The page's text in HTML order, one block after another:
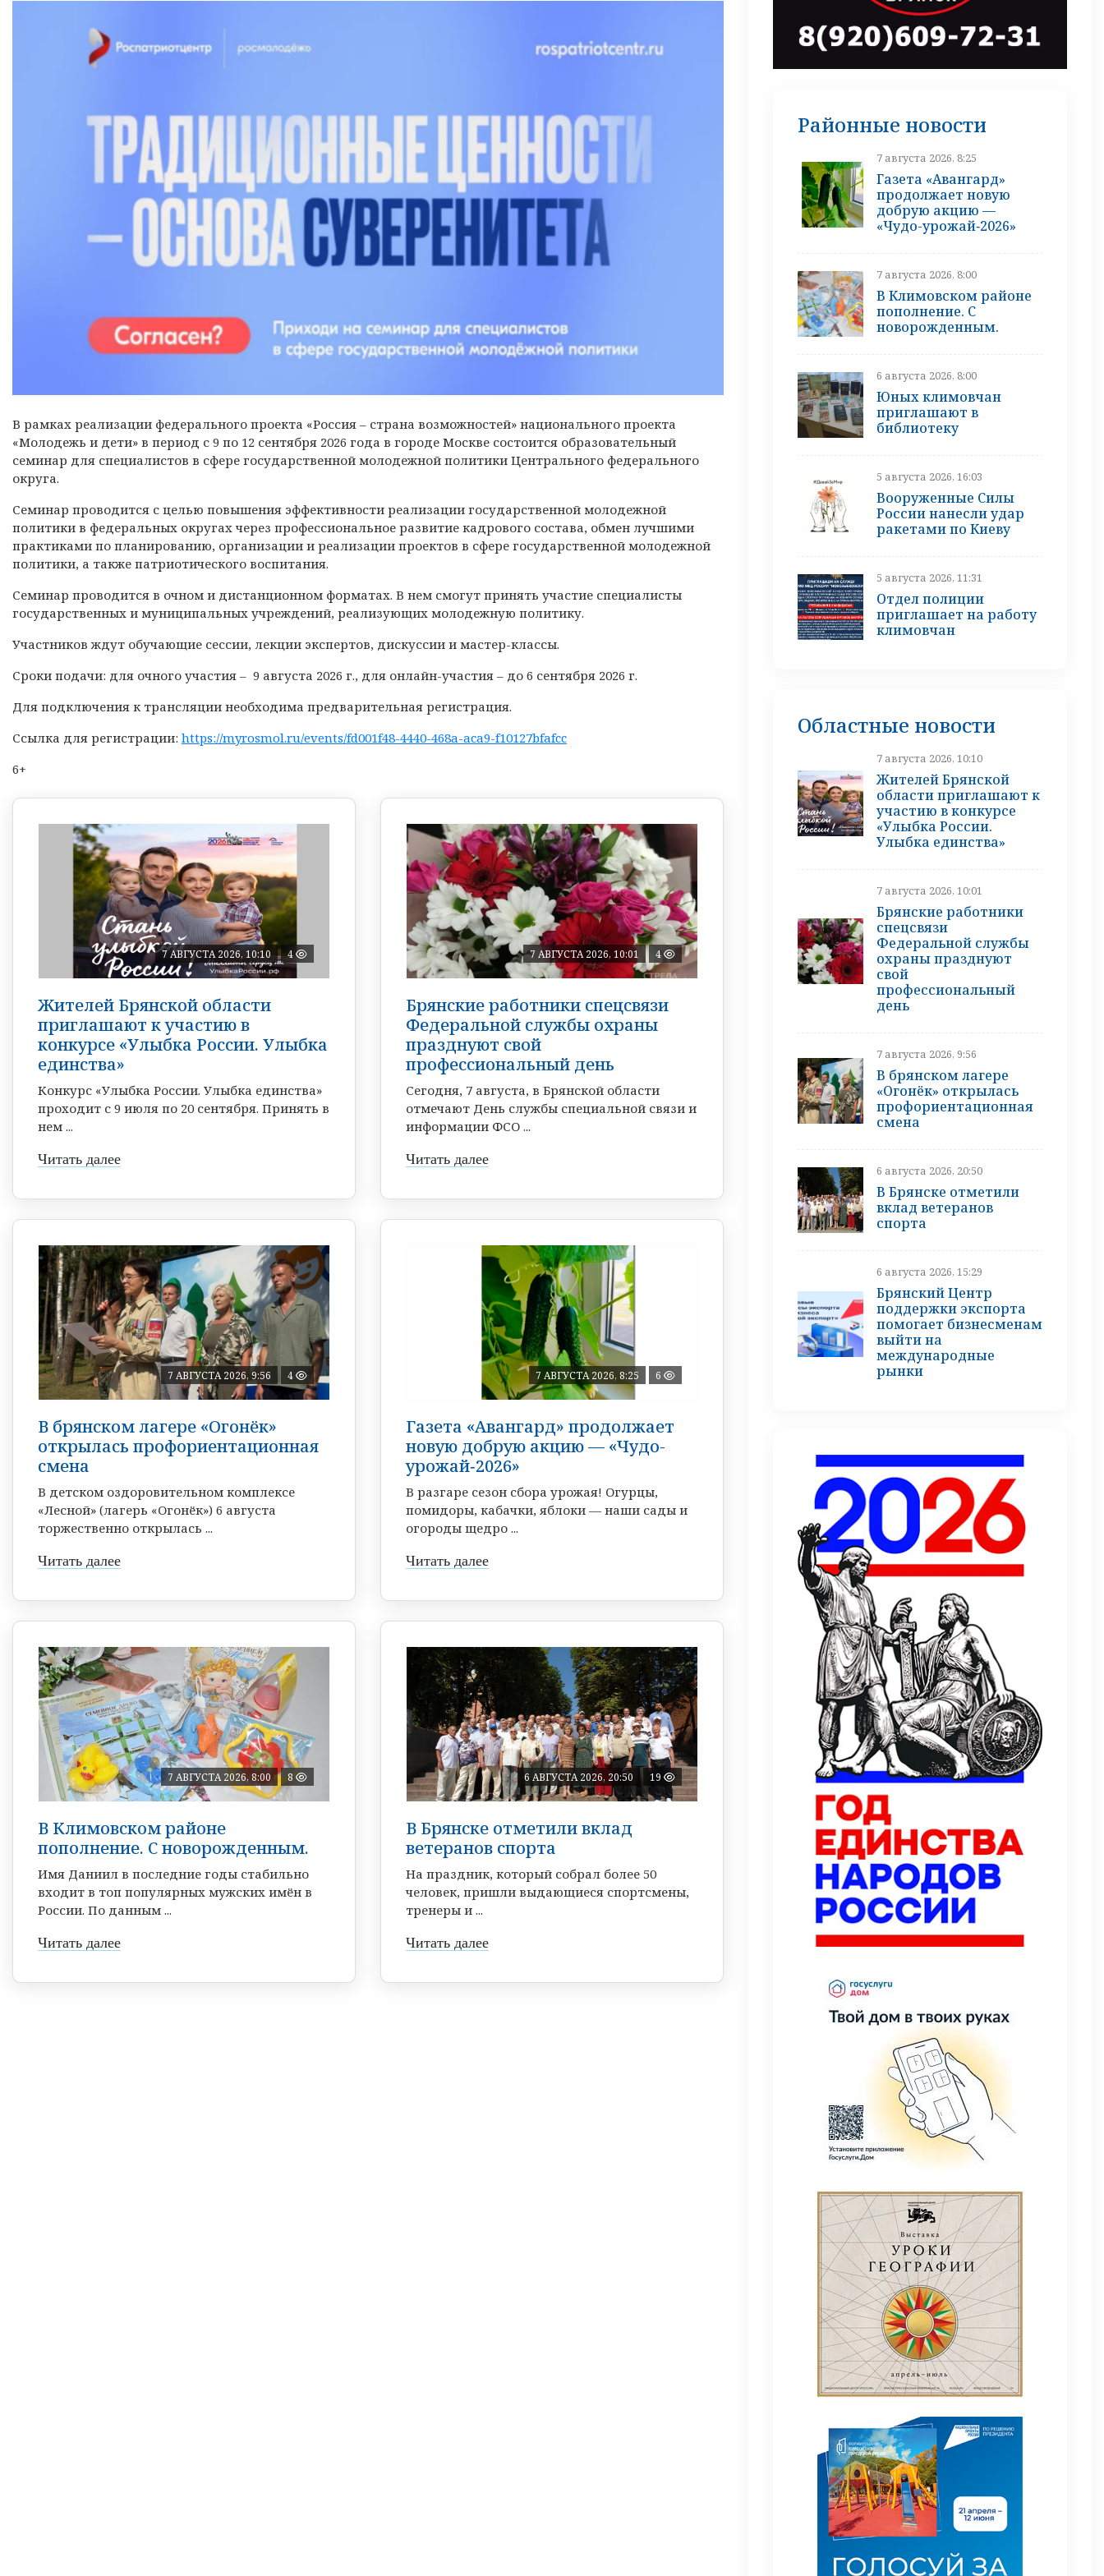
В рамках реализации федерального проекта «Россия – страна возможностей» национального проекта
«Молодежь и дети» в период с 9 по 12 сентября 2026 года в городе Москве состоится образовательный
семинар для специалистов в сфере государственной молодежной политики Центрального федерального
округа.
Семинар проводится с целью повышения эффективности реализации государственной молодежной
политики в федеральных округах через профессиональное развитие кадрового состава, обмен лучшими
практиками по планированию, организации и реализации проектов в сфере государственной молодежной
политики, а также патриотического воспитания.
Семинар проводится в очном и дистанционном форматах. В нем смогут принять участие специалисты
государственных и муниципальных учреждений, реализующих молодежную политику.
Участников ждут обучающие сессии, лекции экспертов, дискуссии и мастер-классы.
Сроки подачи: для очного участия – 9 августа 2026 г., для онлайн-участия – до 6 сентября 2026 г.
Для подключения к трансляции необходима предварительная регистрация.
Ссылка для регистрации: https://myrosmol.ru/events/fd001f48-4440-468a-aca9-f10127bfafcc
6+
7 АВГУСТА 2026, 10:10 4
Жителей Брянской области
приглашают к участию в
конкурсе «Улыбка России. Улыбка
единства»
Конкурс «Улыбка России. Улыбка единства»
проходит с 9 июля по 20 сентября. Принять в
нем ...
Читать далее
7 АВГУСТА 2026, 10:01 4
Брянские работники спецсвязи
Федеральной службы охраны
празднуют свой
профессиональный день
Сегодня, 7 августа, в Брянской области
отмечают День службы специальной связи и
информации ФСО ...
Читать далее
7 АВГУСТА 2026, 9:56 4
В брянском лагере «Огонёк»
открылась профориентационная
смена
В детском оздоровительном комплексе
«Лесной» (лагерь «Огонёк») 6 августа
торжественно открылась ...
Читать далее
7 АВГУСТА 2026, 8:25 6
Газета «Авангард» продолжает
новую добрую акцию — «Чудо-
урожай‑2026»
В разгаре сезон сбора урожая! Огурцы,
помидоры, кабачки, яблоки — наши сады и
огороды щедро ...
Читать далее
7 АВГУСТА 2026, 8:00 8
В Климовском районе
пополнение. С новорожденным.
Имя Даниил в последние годы стабильно
входит в топ популярных мужских имён в
России. По данным ...
Читать далее
6 АВГУСТА 2026, 20:50 19
В Брянске отметили вклад
ветеранов спорта
На праздник, который собрал более 50
человек, пришли выдающиеся спортсмены,
тренеры и ...
Читать далее
Районные новости
7 августа 2026, 8:25
Газета «Авангард»
продолжает новую
добрую акцию —
«Чудо-урожай‑2026»
7 августа 2026, 8:00
В Климовском районе
пополнение. С
новорожденным.
6 августа 2026, 8:00
Юных климовчан
приглашают в
библиотеку
5 августа 2026, 16:03
Вооруженные Силы
России нанесли удар
ракетами по Киеву
5 августа 2026, 11:31
Отдел полиции
приглашает на работу
климовчан
Областные новости
7 августа 2026, 10:10
Жителей Брянской
области приглашают к
участию в конкурсе
«Улыбка России.
Улыбка единства»
7 августа 2026, 10:01
Брянские работники
спецсвязи
Федеральной службы
охраны празднуют
свой
профессиональный
день
7 августа 2026, 9:56
В брянском лагере
«Огонёк» открылась
профориентационная
смена
6 августа 2026, 20:50
В Брянске отметили
вклад ветеранов
спорта
6 августа 2026, 15:29
Брянский Центр
поддержки экспорта
помогает бизнесменам
выйти на
международные
рынки